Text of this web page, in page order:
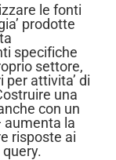
le fonti
prodotte
specifiche
settore,
attivita’ di
una
con un
aumenta la
risposte ai